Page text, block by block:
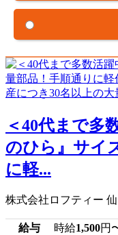
＜40代まで多
のひら』サイ
に軽...
株式会社ロフティー
給与 時給1,500円